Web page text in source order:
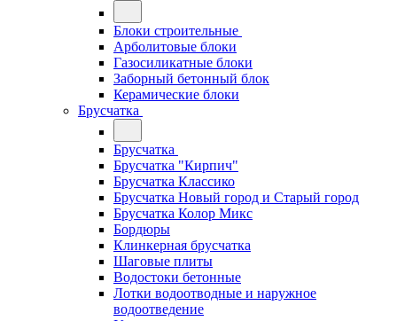
Блоки строительные
Арболитовые блоки
Газосиликатные блоки
Заборный бетонный блок
Керамические блоки
Брусчатка
Брусчатка
Брусчатка "Кирпич"
Брусчатка Классико
Брусчатка Новый город и Старый город
Брусчатка Колор Микс
Бордюры
Клинкерная брусчатка
Шаговые плиты
Водостоки бетонные
Лотки водоотводные и наружное
водоотведение